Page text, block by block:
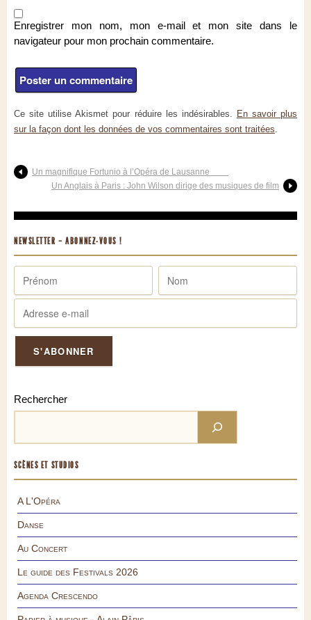
Enregistrer mon nom, mon e-mail et mon site dans le
navigateur pour mon prochain commentaire.
Ce site utilise Akismet pour réduire les indésirables. En savoir plus
sur la façon dont les données de vos commentaires sont traitées.
Un magnifique Fortunio à l’Opéra de Lausanne
Un Anglais à Paris : John Wilson dirige des musiques de film
NEWSLETTER – ABONNEZ-VOUS !
Rechercher
SCÈNES ET STUDIOS
A L'Opéra
Danse
Au Concert
Le guide des Festivals 2026
Agenda Crescendo